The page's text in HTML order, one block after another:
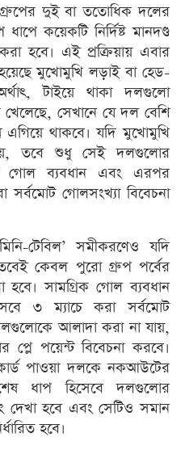
দুই বা ততোধিক দলের
কয়েকটি নির্দিষ্ট মানদণ্ড
হবে। এই প্রক্রিয়ায় এবার
মুখোমুখি লড়াই বা হেড-
টাইয়ে থাকা দলগুলো
সেখানে যে দল বেশি
এগিয়ে থাকবে। যদি মুখোমুখি
তবে শুধু সেই দলগুলোর
গোল ব্যবধান এবং এরপর
সর্বমোট গোলসংখ্যা বিবেচনা
টেবিল’ সমীকরণেও যদি
কেবল পুরো গ্রুপ পর্বের
হবে। সামগ্রিক গোল ব্যবধান
৩ ম্যাচে করা সর্বমোট
আলাদা করা না যায়,
প্লে পয়েন্ট বিবেচনা করবে।
পাওয়া দলকে নকআউটের
ধাপ হিসেবে দলগুলোর
দেখা হবে এবং সেটিও সমান
হবে।